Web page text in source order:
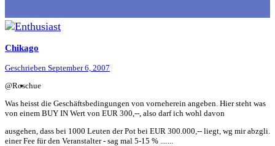
Chikago
Geschrieben September 6, 2007
@Roschue
Was heisst die Geschäftsbedingungen von vorneherein angeben. Hier steht was
von einem BUY IN Wert von EUR 300,--, also darf ich wohl davon
ausgehen, dass bei 1000 Leuten der Pot bei EUR 300.000,-- liegt, wg mir abzgli.
einer Fee für den Veranstalter - sag mal 5-15 % .......